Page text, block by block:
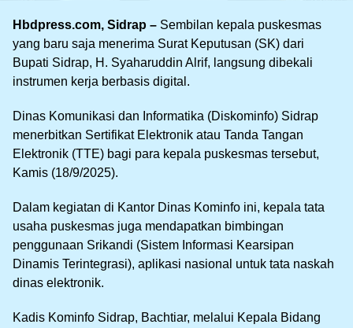
Hbdpress.com, Sidrap – Sembilan kepala puskesmas
yang baru saja menerima Surat Keputusan (SK) dari
Bupati Sidrap, H. Syaharuddin Alrif, langsung dibekali
instrumen kerja berbasis digital.
Dinas Komunikasi dan Informatika (Diskominfo) Sidrap
menerbitkan Sertifikat Elektronik atau Tanda Tangan
Elektronik (TTE) bagi para kepala puskesmas tersebut,
Kamis (18/9/2025).
Dalam kegiatan di Kantor Dinas Kominfo ini, kepala tata
usaha puskesmas juga mendapatkan bimbingan
penggunaan Srikandi (Sistem Informasi Kearsipan
Dinamis Terintegrasi), aplikasi nasional untuk tata naskah
dinas elektronik.
Kadis Kominfo Sidrap, Bachtiar, melalui Kepala Bidang